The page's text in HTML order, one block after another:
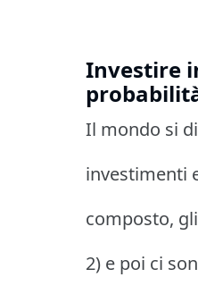
Investire
Il mondo si
investimenti
composto,
2) e poi ci